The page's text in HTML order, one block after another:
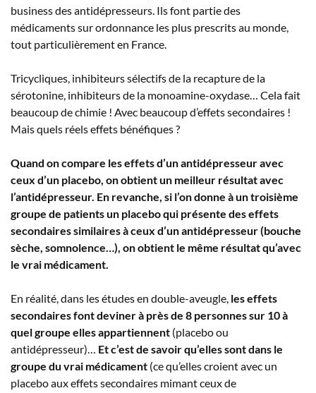
business des antidépresseurs. Ils font partie des
médicaments sur ordonnance les plus prescrits au monde,
tout particulièrement en France.
Tricycliques, inhibiteurs sélectifs de la recapture de la
sérotonine, inhibiteurs de la monoamine-oxydase… Cela fait
beaucoup de chimie ! Avec beaucoup d’effets secondaires !
Mais quels réels effets bénéfiques ?
Quand on compare les effets d’un antidépresseur avec
ceux d’un placebo, on obtient un meilleur résultat avec
l’antidépresseur. En revanche, si l’on donne à un troisième
groupe de patients un placebo qui présente des effets
secondaires similaires à ceux d’un antidépresseur (bouche
sèche, somnolence…), on obtient le même résultat qu’avec
le vrai médicament.
En réalité, dans les études en double-aveugle, les effets
secondaires font deviner à près de 8 personnes sur 10 à
quel groupe elles appartiennent (placebo ou
antidépresseur)… Et c’est de savoir qu’elles sont dans le
groupe du vrai médicament (ce qu’elles croient avec un
placebo aux effets secondaires mimant ceux de